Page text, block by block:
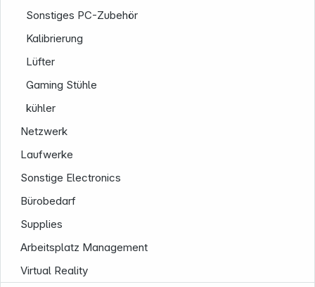
Sonstiges PC-Zubehör
Kalibrierung
Lüfter
Gaming Stühle
kühler
Netzwerk
Laufwerke
Sonstige Electronics
Bürobedarf
Supplies
Arbeitsplatz Management
Virtual Reality
Service